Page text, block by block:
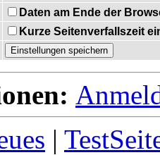
Daten am Ende der
Kurze Seitenverfallszeit
|